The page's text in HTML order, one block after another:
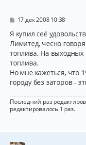
С
о
щ
е
н
и
е
17 дек 2008 10:38
Я купил сеё
Лимитед, чесно
топлива. На выходных
топлива.
Но мне кажеться, что
городу без заторов -
Последний раз
редактировалось 1 раз.